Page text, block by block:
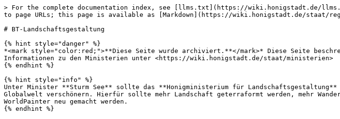
> For the complete documentation index, see [llms.txt](https://wiki.honigstadt.de/
to page URLs; this page is available as [Markdown](https://wiki.honigstadt.de/staat/
# BT-Landschaftsgestaltung
{% hint style="danger" %}
*<mark style="color:red;">**Diese Seite wurde archiviert.**</mark>* Diese Seite
Informationen zu den Ministerien unter <https://wiki.honigstadt.de/staat/ministerien>
{% endhint %}
{% hint style="info" %}
Unter Minister **Sturm See** sollte das **Honigministerium für
Globalwelt verschönern. Hierfür sollte mehr Landschaft geterraformt werden, mehr
WorldPainter neu gemacht werden.
{% endhint %}